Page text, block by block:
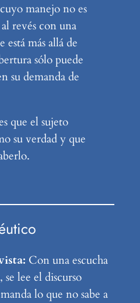
manejo no es
revés con una
más allá de
sólo puede
su demanda de
que el sujeto
su verdad y que
Con una escucha
lee el discurso
lo que no sabe a